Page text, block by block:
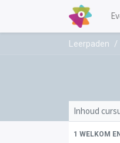
Leerpaden
Inhoud
1 WELKOM